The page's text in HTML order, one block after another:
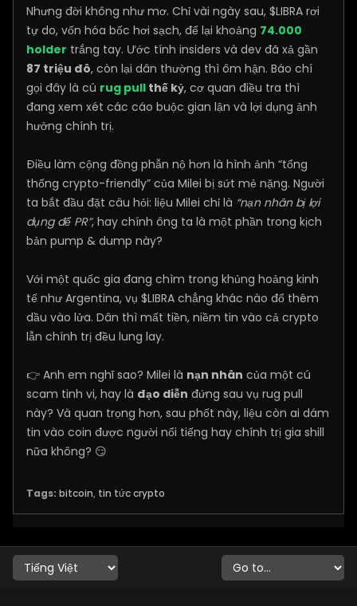
Nhưng đời không như mơ. Chỉ vài ngày sau, $LIBRA rơi
tự do, vốn hóa bốc hơi sạch, để lại khoảng 74.000
holder trắng tay. Ước tính insiders và dev đã xả gần
87 triệu đô, còn lại dân thường thì ôm hận. Báo chí
gọi đây là cú rug pull thế kỷ, cơ quan điều tra thì
đang xem xét các cáo buộc gian lận và lợi dụng ảnh
hưởng chính trị.
Điều làm cộng đồng phẫn nộ hơn là hình ảnh “tổng
thống crypto-friendly” của Milei bị sứt mẻ nặng. Người
ta bắt đầu đặt câu hỏi: liệu Milei chỉ là “nạn nhân bị lợi
dụng để PR”, hay chính ông ta là một phần trong kịch
bản pump & dump này?
Với một quốc gia đang chìm trong khủng hoảng kinh
tế như Argentina, vụ $LIBRA chẳng khác nào đổ thêm
dầu vào lửa. Dân thì mất tiền, niềm tin vào cả crypto
lẫn chính trị đều lung lay.
👉 Anh em nghĩ sao? Milei là nạn nhân của một cú
scam tinh vi, hay là đạo diễn đứng sau vụ rug pull
này? Và quan trọng hơn, sau phốt này, liệu còn ai dám
tin vào coin được người nổi tiếng hay chính trị gia shill
nữa không? 😏
Tags: bitcoin, tin tức crypto